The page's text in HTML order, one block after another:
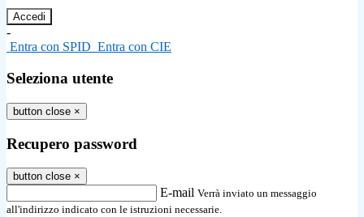
-
Entra con SPID Entra con CIE
Seleziona utente
button close ×
Recupero password
button close ×
E-mail Verrà inviato un messaggio
all'indirizzo indicato con le istruzioni necessarie.